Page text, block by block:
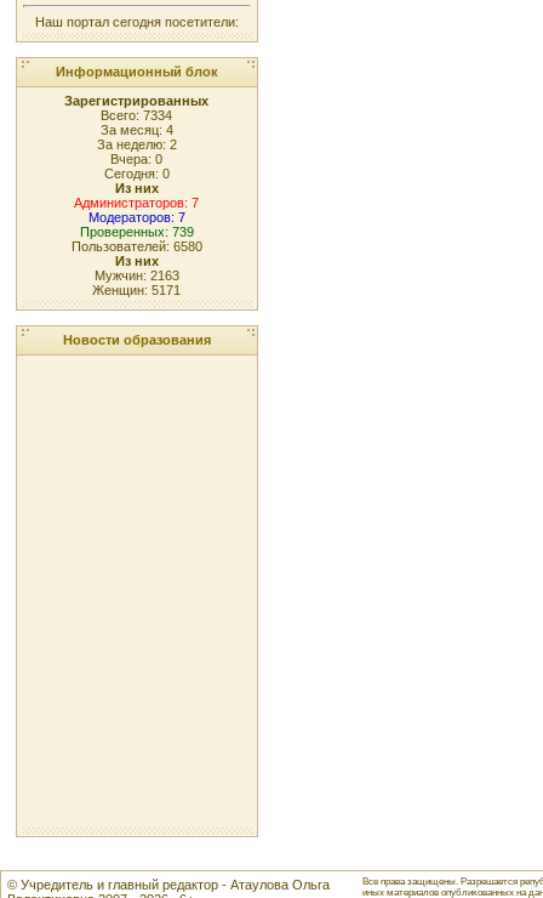
Наш портал сегодня посетители:
Информационный блок
Зарегистрированных
Всего: 7334
За месяц: 4
За неделю: 2
Вчера: 0
Сегодня: 0
Из них
Администраторов: 7
Модераторов: 7
Проверенных: 739
Пользователей: 6580
Из них
Мужчин: 2163
Женщин: 5171
Новости образования
© Учредитель и главный редактор - Атаулова Ольга
Все права защищены. Разрешается
иных материалов опубликованных на